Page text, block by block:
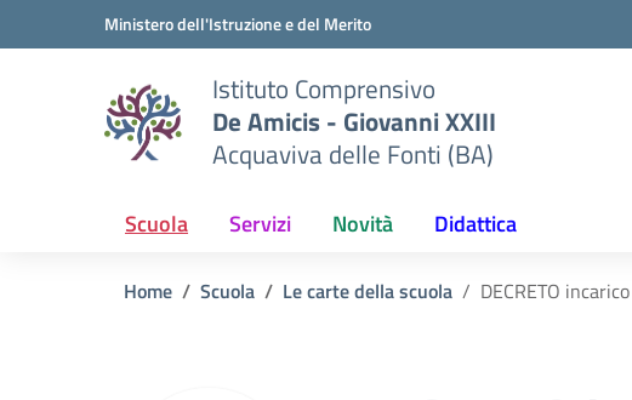
Vai ai contenuti
Vai al menu di navigazioneMinistero dell'Istruzione e del Merito
Istituto Comprensivo
De Amicis - Giovanni XXIII
Acquaviva delle Fonti (BA)
Scuola Servizi Novità Didattica
Home Scuola Le carte della scuola DECRETO